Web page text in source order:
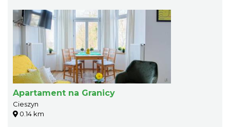
Apartament na Granicy
Cieszyn
0.14 km